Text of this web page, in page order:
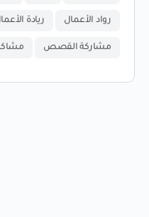
رواد الأعمال ريادة
مشاركة القصص